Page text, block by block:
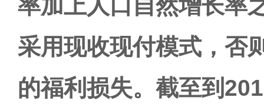
率加上人口自然增长率
采用现收现付模式，否
的福利损失。截至到